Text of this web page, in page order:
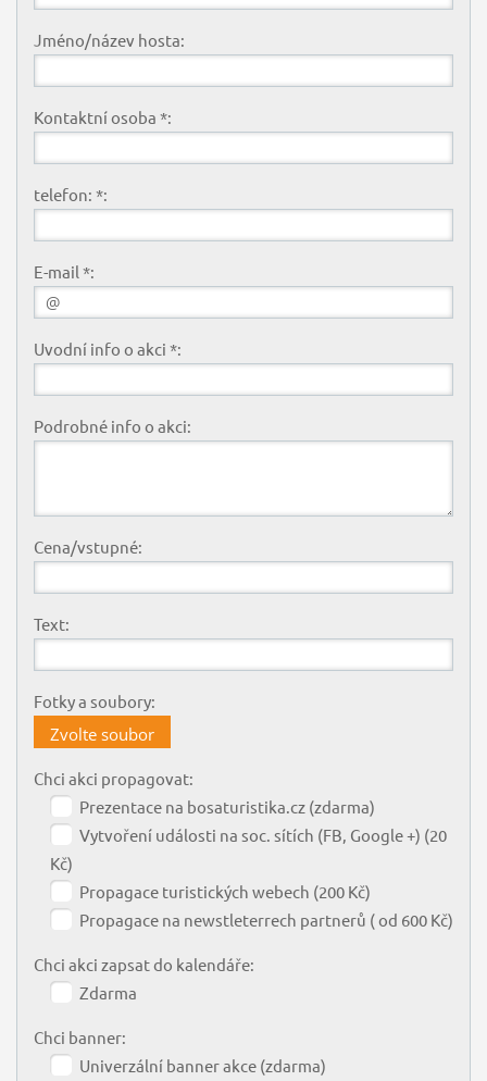
Jméno/název hosta:
Kontaktní osoba *:
telefon: *:
E-mail *:
Uvodní info o akci *:
Podrobné info o akci:
Cena/vstupné:
Text:
Fotky a soubory:
Zvolte soubor
Chci akci propagovat:
Prezentace na bosaturistika.cz (zdarma)
Vytvoření události na soc. sítích (FB, Google +) (20
Kč)
Propagace turistických webech (200 Kč)
Propagace na newstleterrech partnerů ( od 600 Kč)
Chci akci zapsat do kalendáře:
Zdarma
Chci banner:
Univerzální banner akce (zdarma)